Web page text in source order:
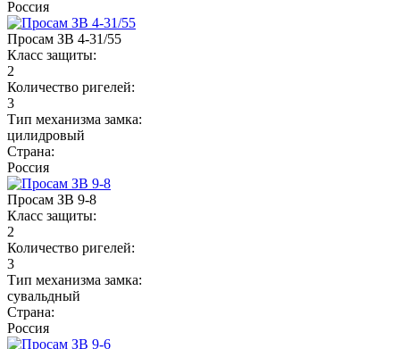
Россия
Просам ЗВ 4-31/55
Класс защиты:
2
Количество ригелей:
3
Тип механизма замка:
цилидровый
Страна:
Россия
Просам ЗВ 9-8
Класс защиты:
2
Количество ригелей:
3
Тип механизма замка:
сувальдный
Страна:
Россия